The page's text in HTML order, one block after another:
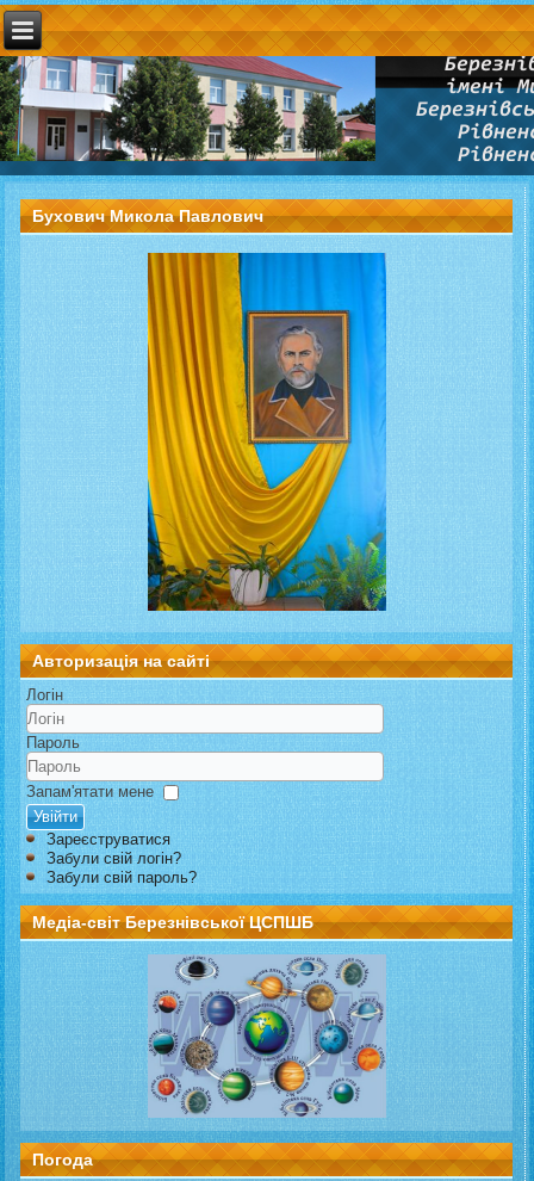
Бухович Микола Павлович
Авторизація на сайті
Логін
Пароль
Запам'ятати мене
Увійти
Зареєструватися
Забули свій логін?
Забули свій пароль?
Медіа-світ Березнівської ЦСПШБ
Погода